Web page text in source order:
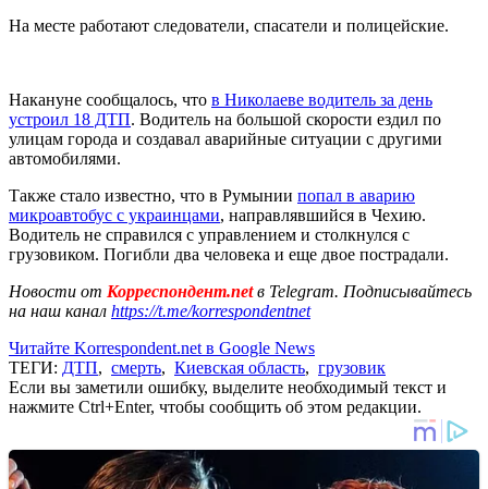
На месте работают следователи, спасатели и полицейские.
Накануне сообщалось, что в Николаеве водитель за день
устроил 18 ДТП. Водитель на большой скорости ездил по
улицам города и создавал аварийные ситуации с другими
автомобилями.
Также стало известно, что в Румынии попал в аварию
микроавтобус с украинцами, направлявшийся в Чехию.
Водитель не справился с управлением и столкнулся с
грузовиком. Погибли два человека и еще двое пострадали.
Новости от Корреспондент.netв Telegram. Подписывайтесь
на наш канал https://t.me/korrespondentnet
Читайте Korrespondent.net в Google News
ТЕГИ: ДТП, смерть, Киевская область, грузовик
Если вы заметили ошибку, выделите необходимый текст и
нажмите Ctrl+Enter, чтобы сообщить об этом редакции.